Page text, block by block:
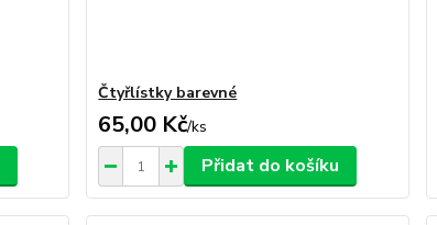
Čtyřlístky barevné
65,00 Kč/ks
Přidat do košíku